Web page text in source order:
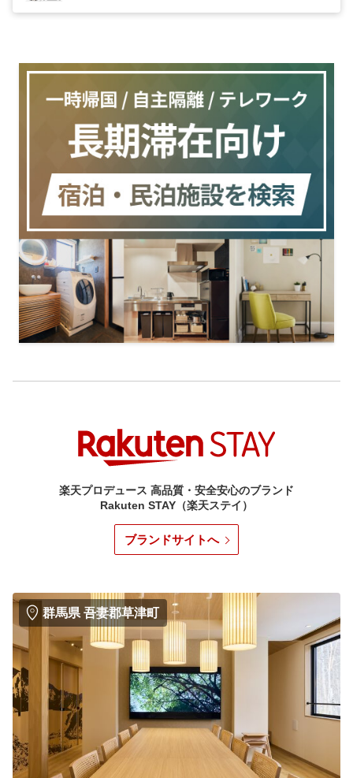
楽天プロデュース 高品質・安全安心のブランド
Rakuten STAY（楽天ステイ）
ブランドサイトへ
群馬県 吾妻郡草津町